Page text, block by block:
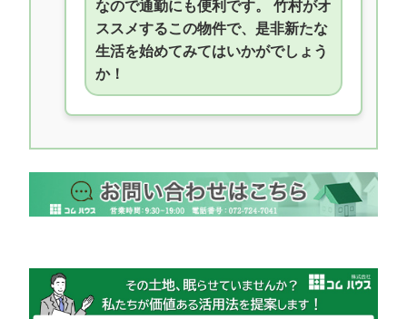
なので通勤にも便利です。 竹村がオ
ススメするこの物件で、是非新たな
生活を始めてみてはいかがでしょう
か！